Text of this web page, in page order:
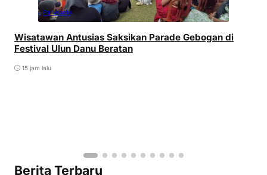
Pariwisata
Wisatawan Antusias Saksikan Parade Gebogan di
Festival Ulun Danu Beratan
15 jam lalu
Berita Terbaru